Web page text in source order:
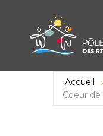
contenu
Accueil
Coeur